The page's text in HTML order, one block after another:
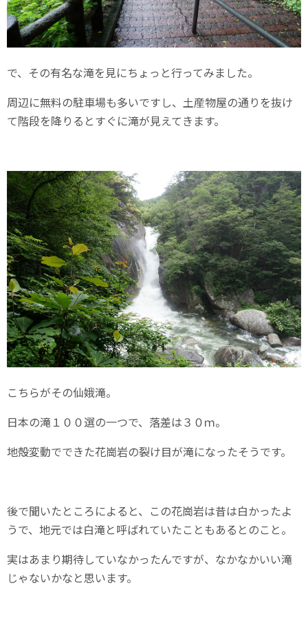
で、その有名な滝を見にちょっと行ってみました。
周辺に無料の駐車場も多いですし、土産物屋の通りを抜け
て階段を降りるとすぐに滝が見えてきます。
こちらがその仙娥滝。
日本の滝１００選の一つで、落差は３０ｍ。
地殻変動でできた花崗岩の裂け目が滝になったそうです。
後で聞いたところによると、この花崗岩は昔は白かったよ
うで、地元では白滝と呼ばれていたこともあるとのこと。
実はあまり期待していなかったんですが、なかなかいい滝
じゃないかなと思います。